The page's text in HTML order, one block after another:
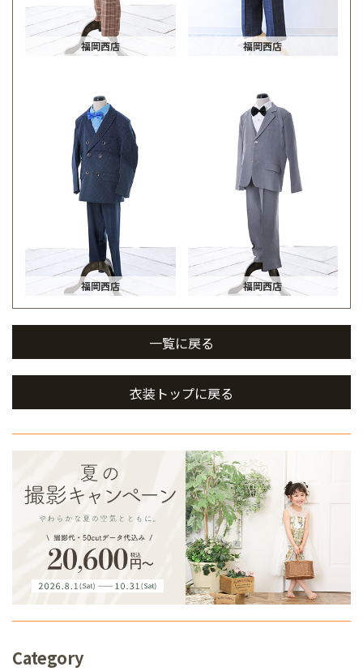
福岡西店 福岡西店
福岡西店 福岡西店
一覧に戻る
衣装トップに戻る
Category